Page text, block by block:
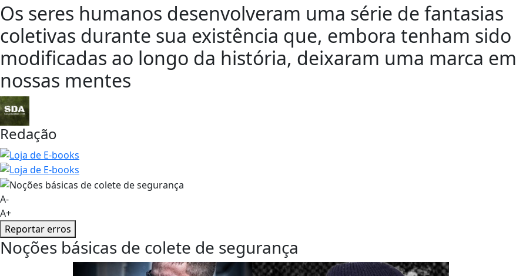
Os seres humanos desenvolveram uma série de fantasias
coletivas durante sua existência que, embora tenham sido
modificadas ao longo da história, deixaram uma marca em
nossas mentes
Redação
A-
A+
Reportar erros
Noções básicas de colete de segurança